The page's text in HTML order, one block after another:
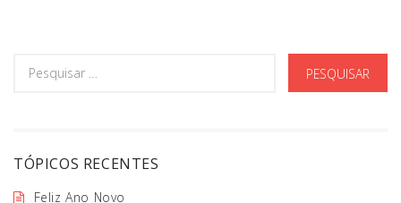
TÓPICOS RECENTES
Feliz Ano Novo